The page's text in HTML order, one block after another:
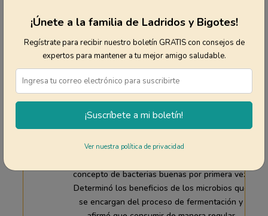
En 1907, Elie Metchnikoff, científico ruso y
concepto de bacterias buenas por primera vez.
Determinó los beneficios de los microbios que
se encargan del proceso de fermentación y
¡Únete a la familia de Ladridos y Bigotes!
Regístrate para recibir nuestro boletín GRATIS con consejos de
expertos para mantener a tu mejor amigo saludable.
¡Suscríbete a mi boletín!
Ver nuestra política de privacidad